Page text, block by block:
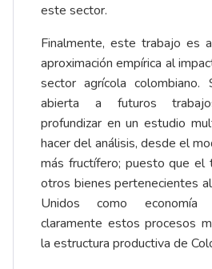
este sector.
Finalmente, este trabajo es
aproximación empírica al
sector agrícola
abierta a futuros
profundizar en un estudio
hacer del análisis, desde el
más fructífero; puesto que el
otros bienes pertenecientes
Unidos como economía
claramente estos procesos
la estructura productiva de